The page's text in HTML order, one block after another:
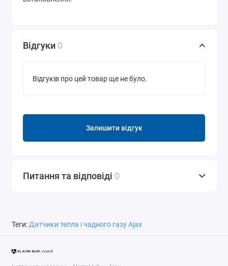
Відгуки 0
Відгуків про цей товар ще не було.
Залишити відгук
Питання та відповіді 0
Теги:Датчики тепла і чадного газу Ajax